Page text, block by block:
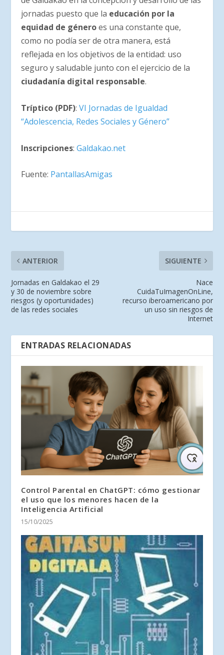
jornadas puesto que la educación por la
equidad de géneroes una constante que,
como no podía ser de otra manera, está
reflejada en los objetivos de la entidad: uso
seguro y saludable junto con el ejercicio de la
ciudadanía digital responsable.
Tríptico (PDF): VI Jornadas de Igualdad
“Adolescencia, Redes Sociales y Género”
Inscripciones:Galdakao.net
Fuente: PantallasAmigas
ANTERIOR
Jornadas en Galdakao el 29
y 30 de noviembre sobre
riesgos (y oportunidades)
de las redes sociales
SIGUIENTE
Nace
CuidaTuImagenOnLine,
recurso iberoamericano por
un uso sin riesgos de
Internet
ENTRADAS RELACIONADAS
Control Parental en ChatGPT: cómo gestionar
el uso que los menores hacen de la
Inteligencia Artificial
15/10/2025